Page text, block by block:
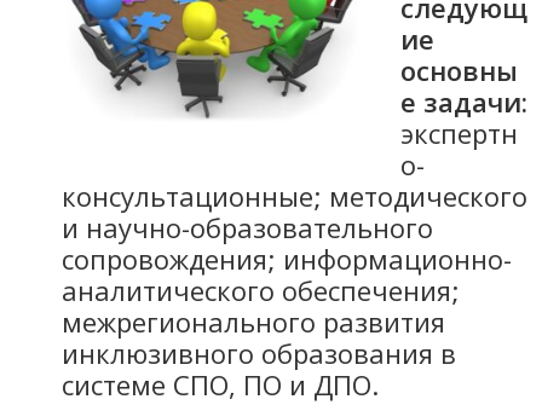
следующ
ие
основны
е задачи:
экспертн
о-
консультационные; методического
и научно-образовательного
сопровождения; информационно-
аналитического обеспечения;
межрегионального развития
инклюзивного образования в
системе СПО, ПО и ДПО.